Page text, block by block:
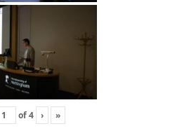
of4 › »